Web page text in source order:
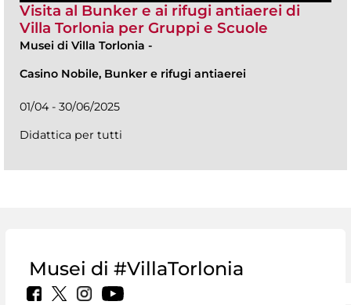
Visita al Bunker e ai rifugi antiaerei di
Villa Torlonia per Gruppi e Scuole
Musei di Villa Torlonia -
Casino Nobile, Bunker e rifugi antiaerei
01/04 - 30/06/2025
Didattica per tutti
Musei di #VillaTorlonia